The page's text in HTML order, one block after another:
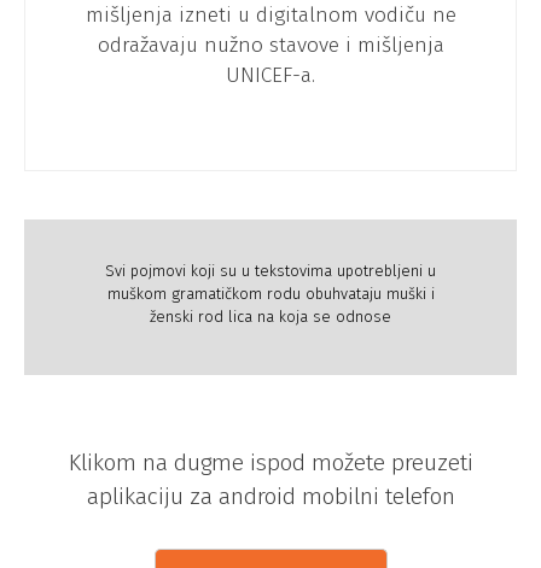
mišljenja izneti u digitalnom vodiču ne
odražavaju nužno stavove i mišljenja
UNICEF-a.
Svi pojmovi koji su u tekstovima upotrebljeni u
muškom gramatičkom rodu obuhvataju muški i
ženski rod lica na koja se odnose
Klikom na dugme ispod možete preuzeti
aplikaciju za android mobilni telefon